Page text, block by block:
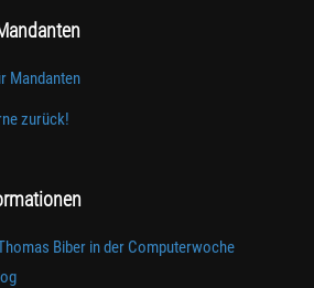
Mandanten
zurück!
Biber in der Computerwoche